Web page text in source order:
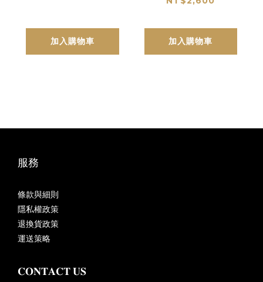
加入購物車 加入購物車
服務
條款與細則
隱私權政策
退換貨政策
運送策略
𝐂𝐎𝐍𝐓𝐀𝐂𝐓 𝐔𝐒